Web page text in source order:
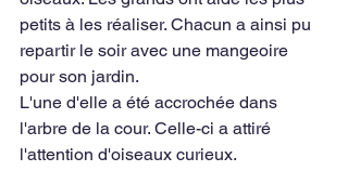
petits à les réaliser. Chacun a ainsi pu
repartir le soir avec une mangeoire
pour son jardin.
L'une d'elle a été accrochée dans
l'arbre de la cour. Celle-ci a attiré
l'attention d'oiseaux curieux.